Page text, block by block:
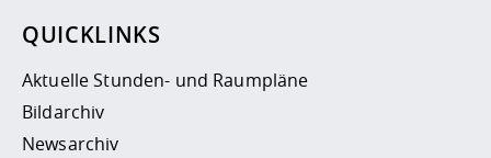
QUICKLINKS
Aktuelle Stunden- und Raumpläne
Bildarchiv
Newsarchiv